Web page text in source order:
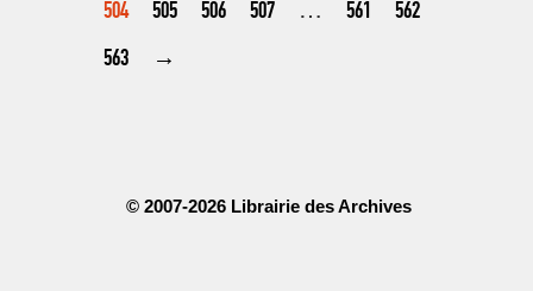
504
505 506 507 … 561
562
563
→
© 2007-2026 Librairie des Archives